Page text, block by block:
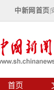
中新网首页
首页